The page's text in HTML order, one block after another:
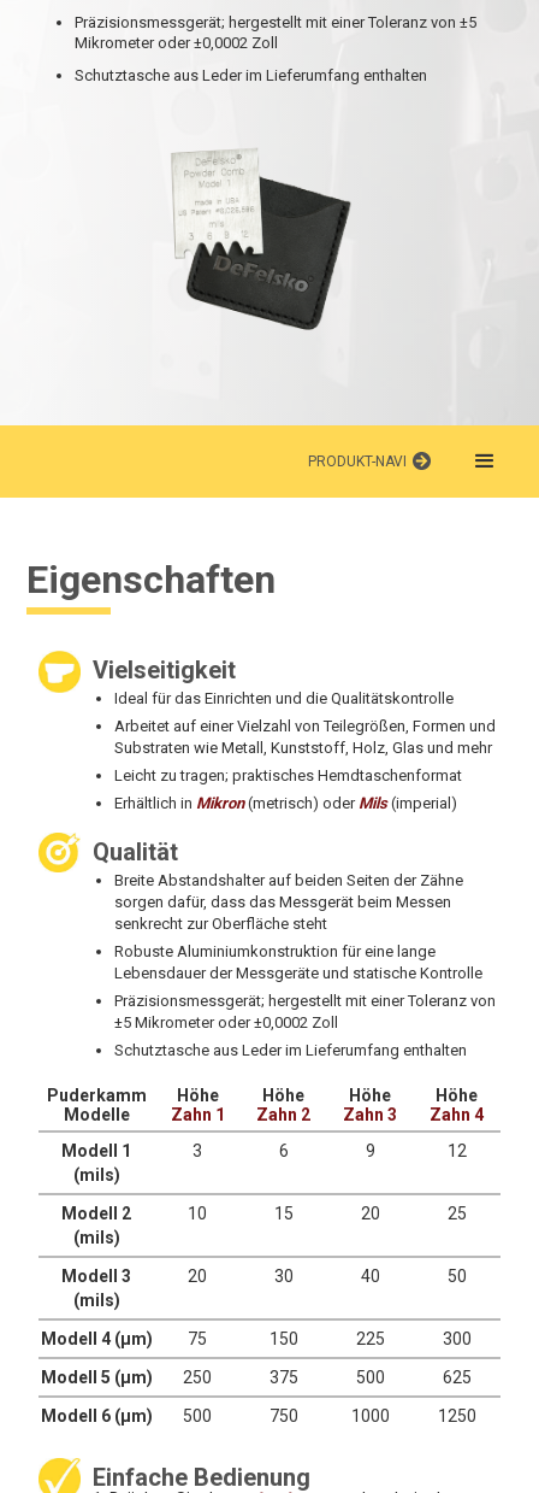
Präzisionsmessgerät; hergestellt mit einer Toleranz von ±5
Mikrometer oder ±0,0002 Zoll
Schutztasche aus Leder im Lieferumfang enthalten
PRODUKT-NAVI
Eigenschaften
Vielseitigkeit
Ideal für das Einrichten und die Qualitätskontrolle
Arbeitet auf einer Vielzahl von Teilegrößen, Formen und
Substraten wie Metall, Kunststoff, Holz, Glas und mehr
Leicht zu tragen; praktisches Hemdtaschenformat
Erhältlich in Mikron(metrisch) oder Mils(imperial)
Qualität
Breite Abstandshalter auf beiden Seiten der Zähne
sorgen dafür, dass das Messgerät beim Messen
senkrecht zur Oberfläche steht
Robuste Aluminiumkonstruktion für eine lange
Lebensdauer der Messgeräte und statische Kontrolle
Präzisionsmessgerät; hergestellt mit einer Toleranz von
±5 Mikrometer oder ±0,0002 Zoll
Schutztasche aus Leder im Lieferumfang enthalten
Puderkamm
Modelle
Höhe
Zahn 1
Höhe
Zahn 2
Höhe
Zahn 3
Höhe
Zahn 4
Modell 1
(mils)
3 6 9 12
Modell 2
(mils)
10 15 20 25
Modell 3
(mils)
20 30 40
Modell 4 (μm) 75 150 225
300
Modell 5 (μm)
250 375 500
625
Modell 6 (μm)
500 750 1000 1250
50
Einfache Bedienung